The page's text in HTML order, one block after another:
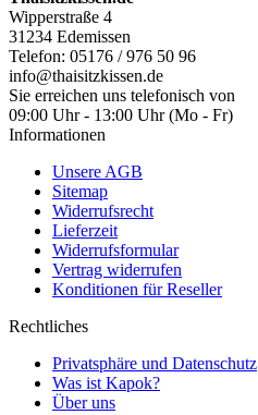
Wipperstraße 4
31234 Edemissen
Telefon: 05176 / 976 50 96
info@thaisitzkissen.de
Sie erreichen uns telefonisch von
09:00 Uhr - 13:00 Uhr (Mo - Fr)
Informationen
Unsere AGB
Sitemap
Widerrufsrecht
Lieferzeit
Widerrufsformular
Vertrag widerrufen
Konditionen für Reseller
Rechtliches
Privatsphäre und Datenschutz
Was ist Kapok?
Über uns